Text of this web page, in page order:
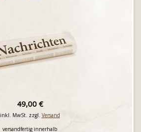
49,00 €
inkl. MwSt. zzgl. Versand
versandfertig innerhalb